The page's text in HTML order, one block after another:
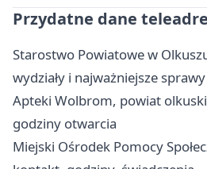
Przydatne dane
Starostwo Powiatowe w
wydziały i najważniejsze sprawy
Apteki Wolbrom, powiat
godziny otwarcia
Miejski Ośrodek Pomocy